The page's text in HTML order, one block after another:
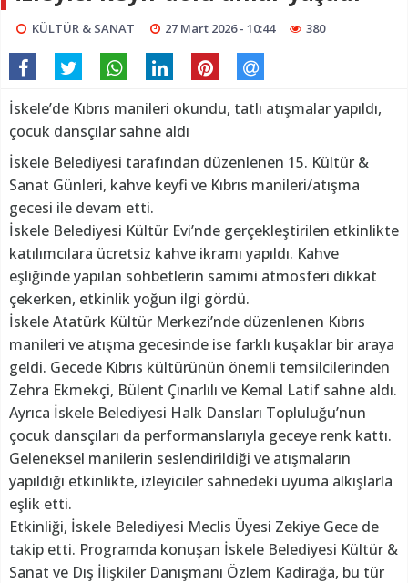
KÜLTÜR & SANAT 27 Mart 2026 - 10:44 380
İskele’de Kıbrıs manileri okundu, tatlı atışmalar yapıldı,
çocuk dansçılar sahne aldı
İskele Belediyesi tarafından düzenlenen 15. Kültür &
Sanat Günleri, kahve keyfi ve Kıbrıs manileri/atışma
gecesi ile devam etti.
İskele Belediyesi Kültür Evi’nde gerçekleştirilen etkinlikte
katılımcılara ücretsiz kahve ikramı yapıldı. Kahve
eşliğinde yapılan sohbetlerin samimi atmosferi dikkat
çekerken, etkinlik yoğun ilgi gördü.
İskele Atatürk Kültür Merkezi’nde düzenlenen Kıbrıs
manileri ve atışma gecesinde ise farklı kuşaklar bir araya
geldi. Gecede Kıbrıs kültürünün önemli temsilcilerinden
Zehra Ekmekçi, Bülent Çınarlılı ve Kemal Latif sahne aldı.
Ayrıca İskele Belediyesi Halk Dansları Topluluğu’nun
çocuk dansçıları da performanslarıyla geceye renk kattı.
Geleneksel manilerin seslendirildiği ve atışmaların
yapıldığı etkinlikte, izleyiciler sahnedeki uyuma alkışlarla
eşlik etti.
Etkinliği, İskele Belediyesi Meclis Üyesi Zekiye Gece de
takip etti. Programda konuşan İskele Belediyesi Kültür &
Sanat ve Dış İlişkiler Danışmanı Özlem Kadirağa, bu tür